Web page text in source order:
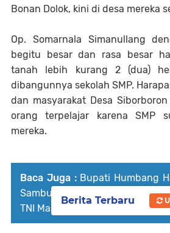
Bonan Dolok, kini di desa mereka
Op. Somarnala Simanullang
begitu besar dan rasa besar
tanah lebih kurang 2 (dua)
dibangunnya sekolah SMP.
dan masyarakat Desa
orang terpelajar karena SMP
mereka.
Baca Juga : Bupati Humbang
Sambut Kunjungan Kerja
TNI Maruli Simanjuntak
Berita Terbaru